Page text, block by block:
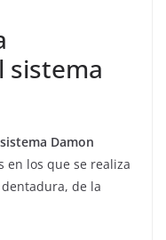
sistema
Damon
en los que se realiza
de la